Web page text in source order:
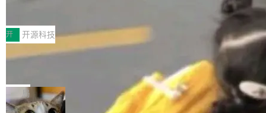
常维护操作，并完整支持 Iceberg V3 格式。
村国家自主创新示范区会议中心开幕。本届大会
由中关村智联软件服务业质量创新联盟主办，以
“智构可信·质创未来——AI原生时代的质量新范
式”为主题，直面AI从实验室走向规模化产业落地
的核心质量命题。会上，《2026智能研发生产力
工具选型手册》发布，Testin云测的Testin XAge
开 开源科技
让非法状态不可表示：一篇关于 ADT
有一种东西，一旦用过就回不去了。Alex Fedos
eev 管它叫"软件设计的基石"。 他说的东西不新
鲜——代数数据类型（ADT），尤其是和类型
局